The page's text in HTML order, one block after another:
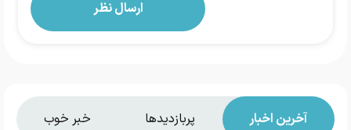
آخرین اخبار پربازدیدها خبر خوب